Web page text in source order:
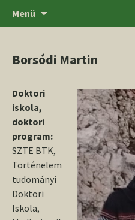
SZTE BTK
Menü
Borsódi Martin
Doktori
iskola,
doktori
program:
SZTE BTK,
Történelem
tudományi
Doktori
Iskola,